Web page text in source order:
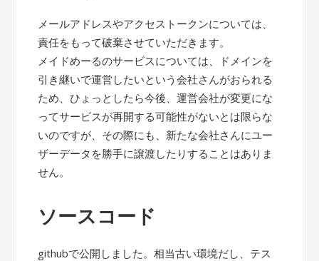
メールアドレスやアクセストークンについては、
責任をもって破棄させていただきます。
メイドめーるのサービスについては、ドメインを
引き継いで運営したいという会社さんがおられる
ため、ひょっとしたら今後、運営会社が変更にな
ってサービスが再開する可能性がないとは限らな
いのですが、その際にも、新たな会社さんにユー
ザーデータを勝手に譲渡したりすることはありま
せん。
ソースコード
githubで公開しました。相当古い環境だし、テス